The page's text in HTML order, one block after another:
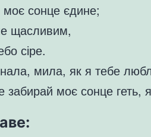
сонце єдине;
щасливим,
сіре.
мила, як я тебе
забирай моє сонце геть,